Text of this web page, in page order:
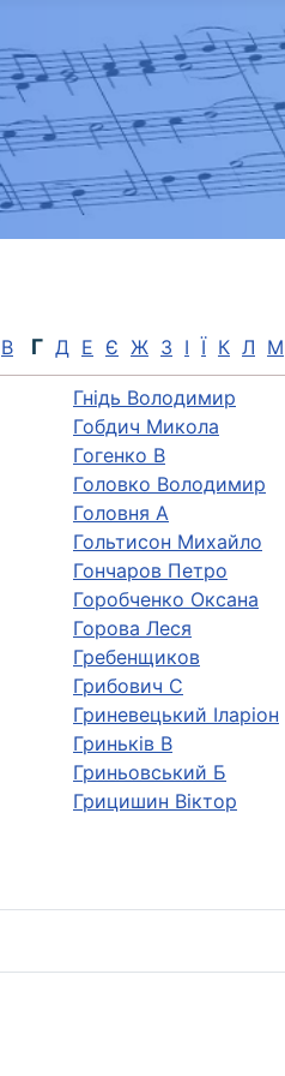
В Г Д Е Є Ж З І Ї К Л М
Гнідь Володимир
Гобдич Микола
Гогенко В
Головко Володимир
Головня А
Гольтисон Михайло
Гончаров Петро
Горобченко Оксана
Горова Леся
Гребенщиков
Грибович С
Гриневецький Іларіон
Гриньків В
Гриньовський Б
Грицишин Віктор